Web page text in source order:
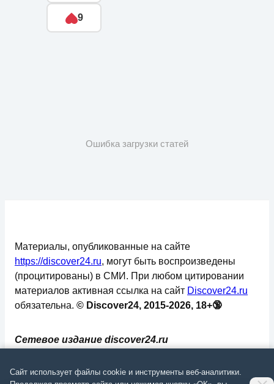
9
Ошибка загрузки статей
Сетевое издание discover24.ru
надзору в сфере связи, информационных
Материалы, опубликованные на сайте
https://discover24.ru, могут быть воспроизведены
(процитированы) в СМИ. При любом цитировании
материалов активная ссылка на сайт Discover24.ru
обязательна. © Discover24, 2015-2026, 18+🔞
Сайт использует файлы cookie и инструменты веб-аналитики.